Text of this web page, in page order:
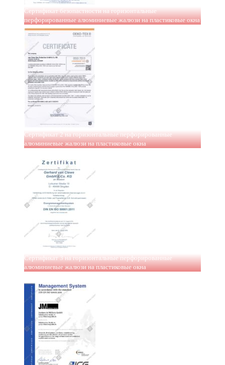
Сертификат безопастности на горизонтальные
перфорированные алюминиевые жалюзи на пластиковые окна
Сертификат 2 на горизонтальные перфорированные
алюминиевые жалюзи на пластиковые окна
Сертификат 3 на горизонтальные перфорированные
алюминиевые жалюзи на пластиковые окна